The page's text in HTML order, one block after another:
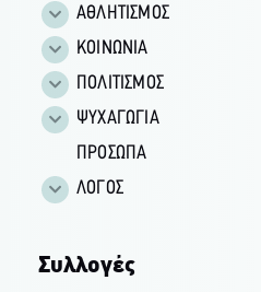
ΑΘΛΗΤΙΣΜΟΣ
ΚΟΙΝΩΝΙΑ
ΠΟΛΙΤΙΣΜΟΣ
ΨΥΧΑΓΩΓΙΑ
ΠΡΟΣΩΠΑ
ΛΟΓΟΣ
Συλλογές